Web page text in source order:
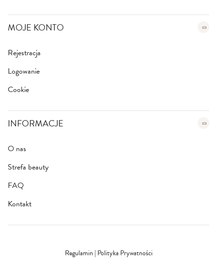
MOJE KONTO
Rejestracja
Logowanie
Cookie
INFORMACJE
O nas
Strefa beauty
FAQ
Kontakt
Regulamin | Polityka Prywatności